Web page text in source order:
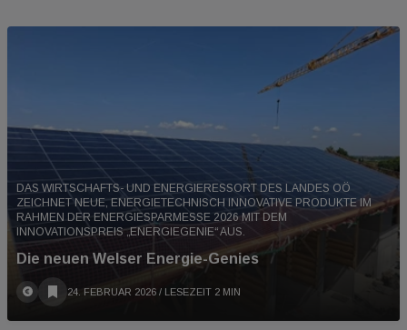
DAS WIRTSCHAFTS- UND ENERGIERESSORT DES LANDES OÖ
ZEICHNET NEUE, ENERGIETECHNISCH INNOVATIVE PRODUKTE IM
RAHMEN DER ENERGIESPARMESSE 2026 MIT DEM
INNOVATIONSPREIS „ENERGIEGENIE“ AUS.
Die neuen Welser Energie-Genies
24. FEBRUAR 2026 / LESEZEIT 2 MIN